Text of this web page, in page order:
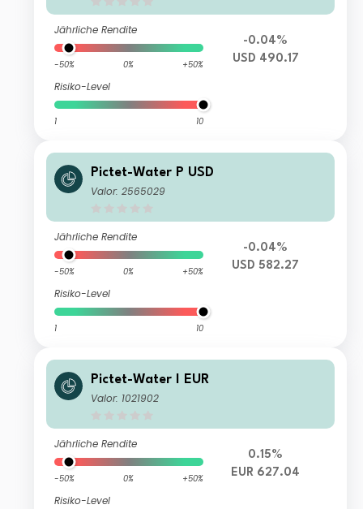
Jährliche Rendite
-50% 0% +50%
Risiko-Level
1 10
-0.04%
USD 490.17
Pictet-Water P USD
Valor: 2565029
Jährliche Rendite
-50% 0% +50%
Risiko-Level
1 10
-0.04%
USD 582.27
Pictet-Water I EUR
Valor: 1021902
Jährliche Rendite
-50% 0% +50%
Risiko-Level
0.15%
EUR 627.04